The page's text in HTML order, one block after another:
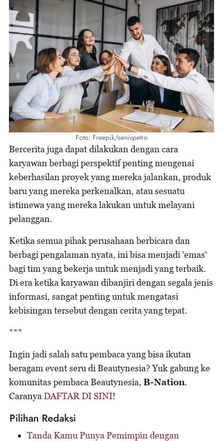
Foto: Freepik/senivpetro
Bercerita juga dapat dilakukan dengan cara
karyawan berbagi perspektif penting mengenai
keberhasilan proyek yang mereka jalankan, produk
baru yang mereka perkenalkan, atau sesuatu
istimewa yang mereka lakukan untuk melayani
pelanggan.
Ketika semua pihak perusahaan berbicara dan
berbagi pengalaman nyata, ini bisa menjadi 'emas'
bagi tim yang bekerja untuk menjadi yang terbaik.
Di era ketika karyawan dibanjiri dengan segala jenis
informasi, sangat penting untuk mengatasi
kebisingan tersebut dengan cerita yang tepat.
***
Ingin jadi salah satu pembaca yang bisa ikutan
beragam event seru di Beautynesia? Yuk gabung ke
komunitas pembaca Beautynesia, B-Nation.
Caranya DAFTAR DI SINI!
Pilihan Redaksi
Tanda Kamu Punya Pemimpin dengan